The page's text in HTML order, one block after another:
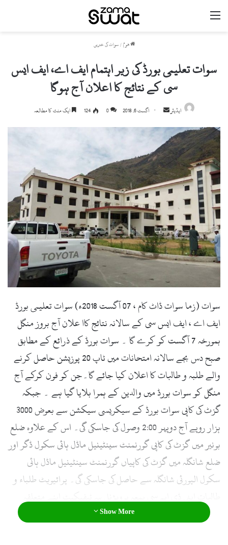
ھوم / سوات کی خبریں
سوات تعلیمی بورڈ کی زیر اہتمام ایف اے، ایف ایس
سی کے نتائج کا اعلان آج ہوگا
ایڈیٹر
d
a
n
e
m
l
اگست 6, 2018 0
124 ایک منٹ کا مطالعہ
سوات (زما سوات ڈاٹ کام ، 07 آگست 2018ء) سوات تعلیمی بورڈ
ایف اے ، ایف ایس سی کے سالانہ نتائج کاا علان آج بروز منگل
بمورخہ 7 آگست کو کرے گا ۔ سوات بورڈ کے ذرائع کے مطابق
صبح دس بجے سالانہ امتحانات میں ٹاپ 20 پوزیشن حاصل کرنے
والے طلبہ و طالبات کا اعلان کیا جائے گا۔جن کو فون کرکے آج
منگل کو سوات بورڈ میں والدین کے ہمرا بلایا گیا ہے ۔ جبکہ
گزٹ کی کاپی سوات بورڈ کے سیکریسی سیکشن سے بعوض 3000
ہزار روپے آج دوپہر 2:00 وصول کی جاسکی گی۔ اس کے علاوہ ضلع
بونیر میں گزٹ کی کاپی گورنمنٹ سینٹینیل ماڈل ہائی سکول ڈگر اور
ضلع شانگلہ میں گزٹ کی کاپیاں گورنمنٹ سینٹینیل ماڈل ہائی
سکول الپورئی شانگلہ سے حاصل کی جاسکی گی۔ پرائیویٹ طلباء و
امتحانی سنٹرسے حاصل کر سکیں گے۔
Show More